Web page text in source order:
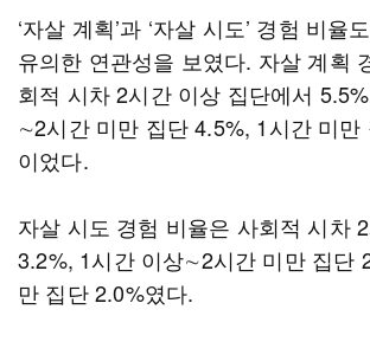
‘자살 계획’과 ‘자살 시도’ 경험 비율
유의한 연관성을 보였다. 자살 계획
회적 시차 2시간 이상 집단에서
∼2시간 미만 집단 4.5%, 1시간 미만
이었다.
자살 시도 경험 비율은 사회적 시차
3.2%, 1시간 이상∼2시간 미만 집단
만 집단 2.0%였다.